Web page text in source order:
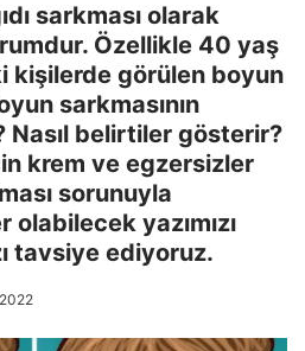
sarkması olarak
Özellikle 40 yaş
kişilerde görülen boyun
sarkmasının
Nasıl belirtiler gösterir?
krem ve egzersizler
sorunuyla
yazımızı
tavsiye ediyoruz.